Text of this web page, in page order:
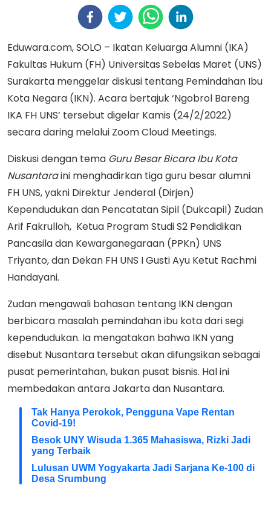
Eduwara.com, SOLO – Ikatan Keluarga Alumni (IKA)
Fakultas Hukum (FH) Universitas Sebelas Maret (UNS)
Surakarta menggelar diskusi tentang Pemindahan Ibu
Kota Negara (IKN). Acara bertajuk ‘Ngobrol Bareng
IKA FH UNS’ tersebut digelar Kamis (24/2/2022)
secara daring melalui Zoom Cloud Meetings.
Diskusi dengan tema Guru Besar Bicara Ibu Kota
Nusantaraini menghadirkan tiga guru besar alumni
FH UNS, yakni Direktur Jenderal (Dirjen)
Kependudukan dan Pencatatan Sipil (Dukcapil) Zudan
Arif Fakrulloh, Ketua Program Studi S2 Pendidikan
Pancasila dan Kewarganegaraan (PPKn) UNS
Triyanto, dan Dekan FH UNS I Gusti Ayu Ketut Rachmi
Handayani.
Zudan mengawali bahasan tentang IKN dengan
berbicara masalah pemindahan ibu kota dari segi
kependudukan. Ia mengatakan bahwa IKN yang
disebut Nusantara tersebut akan difungsikan sebagai
pusat pemerintahan, bukan pusat bisnis. Hal ini
membedakan antara Jakarta dan Nusantara.
Tak Hanya Perokok, Pengguna Vape Rentan
Covid-19!
Besok UNY Wisuda 1.365 Mahasiswa, Rizki Jadi
yang Terbaik
Lulusan UWM Yogyakarta Jadi Sarjana Ke-100 di
Desa Srumbung